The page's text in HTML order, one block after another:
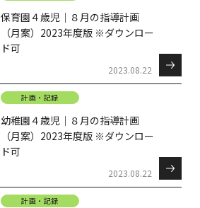
保育園４歳児｜８月の指導計画
（月案）2023年度版 ※ダウンロー
ド可
2023.08.22
計画・記録
幼稚園４歳児｜８月の指導計画
（月案）2023年度版 ※ダウンロー
ド可
2023.08.22
計画・記録